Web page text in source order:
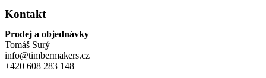
Kontakt
Prodej a objednávky
Tomáš Surý
info@timbermakers.cz
+420 608 283 148